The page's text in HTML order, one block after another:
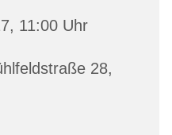
11:00 Uhr
28,